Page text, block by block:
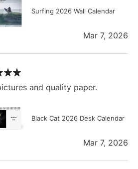
Surfing 2026 Wall Calendar
Mar 7, 2026
and quality paper.
Black Cat 2026 Desk Calendar
Mar 7, 2026